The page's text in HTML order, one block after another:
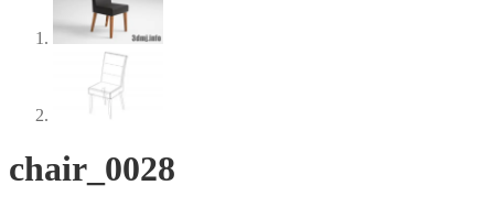
chair_0028